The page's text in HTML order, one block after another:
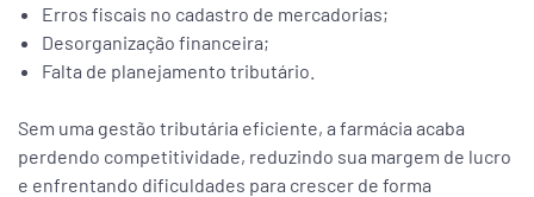
Erros fiscais no cadastro de mercadorias;
Desorganização financeira;
Falta de planejamento tributário.
Sem uma gestão tributária eficiente, a farmácia acaba
perdendo competitividade, reduzindo sua margem de lucro
e enfrentando dificuldades para crescer de forma